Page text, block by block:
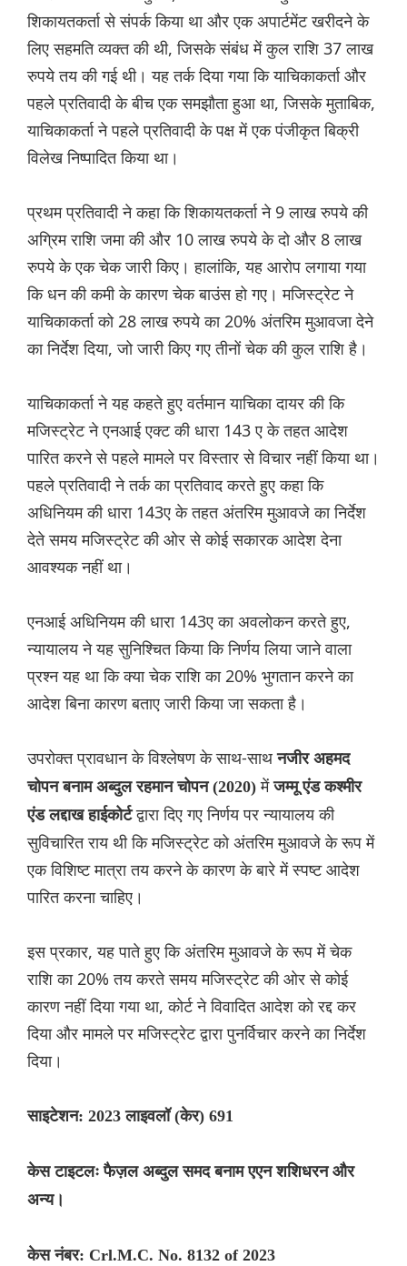
शिकायतकर्ता से संपर्क किया था और एक अपार्टमेंट खरीदने के
लिए सहमति व्यक्त की थी, जिसके संबंध में कुल राशि 37 लाख
रुपये तय की गई थी। यह तर्क दिया गया कि याचिकाकर्ता और
पहले प्रतिवादी के बीच एक समझौता हुआ था, जिसके मुताबिक,
याचिकाकर्ता ने पहले प्रतिवादी के पक्ष में एक पंजीकृत बिक्री
विलेख निष्पादित किया था।
प्रथम प्रतिवादी ने कहा कि शिकायतकर्ता ने 9 लाख रुपये की
अग्रिम राशि जमा की और 10 लाख रुपये के दो और 8 लाख
रुपये के एक चेक जारी किए। हालांकि, यह आरोप लगाया गया
कि धन की कमी के कारण चेक बाउंस हो गए। मजिस्ट्रेट ने
याचिकाकर्ता को 28 लाख रुपये का 20% अंतरिम मुआवजा देने
का निर्देश दिया, जो जारी किए गए तीनों चेक की कुल राशि है।
याचिकाकर्ता ने यह कहते हुए वर्तमान याचिका दायर की कि
मजिस्ट्रेट ने एनआई एक्ट की धारा 143 ए के तहत आदेश
पारित करने से पहले मामले पर विस्तार से विचार नहीं किया था।
पहले प्रतिवादी ने तर्क का प्रतिवाद करते हुए कहा कि
अधिनियम की धारा 143ए के तहत अंतरिम मुआवजे का निर्देश
देते समय मजिस्ट्रेट की ओर से कोई सकारक आदेश देना
आवश्यक नहीं था।
एनआई अधिनियम की धारा 143ए का अवलोकन करते हुए,
न्यायालय ने यह सुनिश्चित किया कि निर्णय लिया जाने वाला
प्रश्न यह था कि क्या चेक राशि का 20% भुगतान करने का
आदेश बिना कारण बताए जारी किया जा सकता है।
उपरोक्त प्रावधान के विश्लेषण के साथ-साथनजीर अहमद
चोपन बनाम अब्दुल रहमान चोपन (2020)मेंजम्मू एंड कश्मीर
एंड लद्दाख हाईकोर्टद्वारा दिए गए निर्णय पर न्यायालय की
सुविचारित राय थी कि मजिस्ट्रेट को अंतरिम मुआवजे के रूप में
एक विशिष्ट मात्रा तय करने के कारण के बारे में स्पष्ट आदेश
पारित करना चाहिए।
इस प्रकार, यह पाते हुए कि अंतरिम मुआवजे के रूप में चेक
राशि का 20% तय करते समय मजिस्ट्रेट की ओर से कोई
कारण नहीं दिया गया था, कोर्ट ने विवादित आदेश को रद्द कर
दिया और मामले पर मजिस्ट्रेट द्वारा पुनर्विचार करने का निर्देश
दिया।
साइटेशन: 2023 लाइवलॉ (केर) 691
केस टाइटलः फैज़ल अब्दुल समद बनाम एएन शशिधरन और
अन्य।
केस नंबर: Crl.M.C. No. 8132 of 2023